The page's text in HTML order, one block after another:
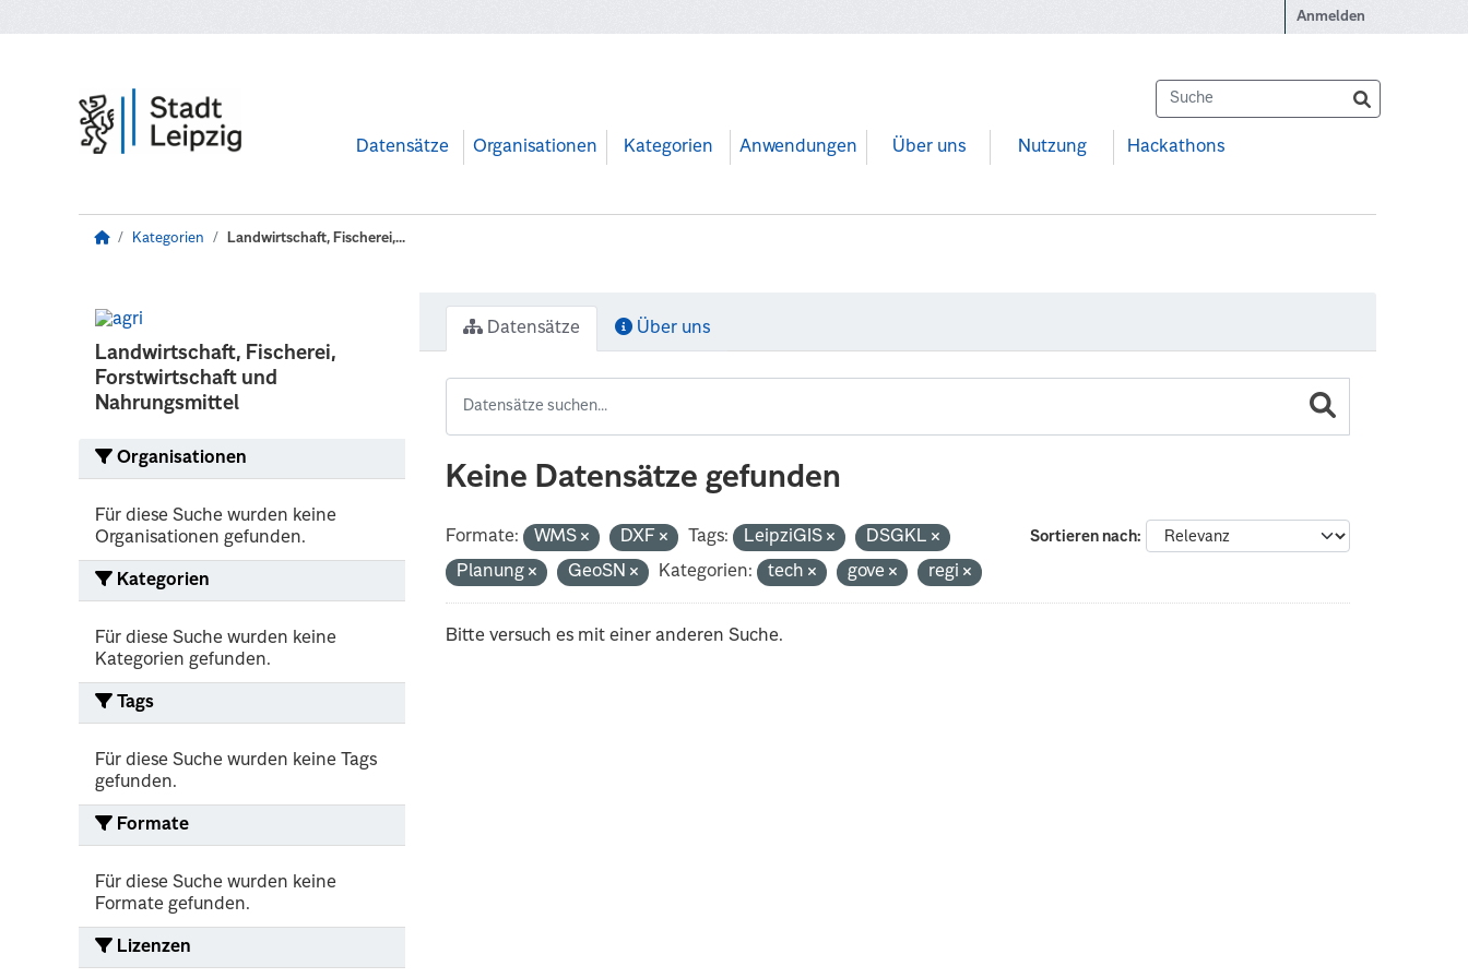
Anmelden
Datensätze Organisationen Kategorien Anwendungen Über uns Nutzung Hackathons
Kategorien Landwirtschaft, Fischerei,...
Landwirtschaft, Fischerei,
Forstwirtschaft und
Nahrungsmittel
Organisationen
Für diese Suche wurden keine
Organisationen gefunden.
Kategorien
Für diese Suche wurden keine
Kategorien gefunden.
Tags
Für diese Suche wurden keine Tags
gefunden.
Formate
Für diese Suche wurden keine
Formate gefunden.
Lizenzen
Datensätze Über uns
Keine Datensätze gefunden
Sortieren nach
Formate: WMS DXF Tags: LeipziGIS
DSGKL
Planung
GeoSN Kategorien: tech gove regi
Bitte versuch es mit einer anderen Suche.